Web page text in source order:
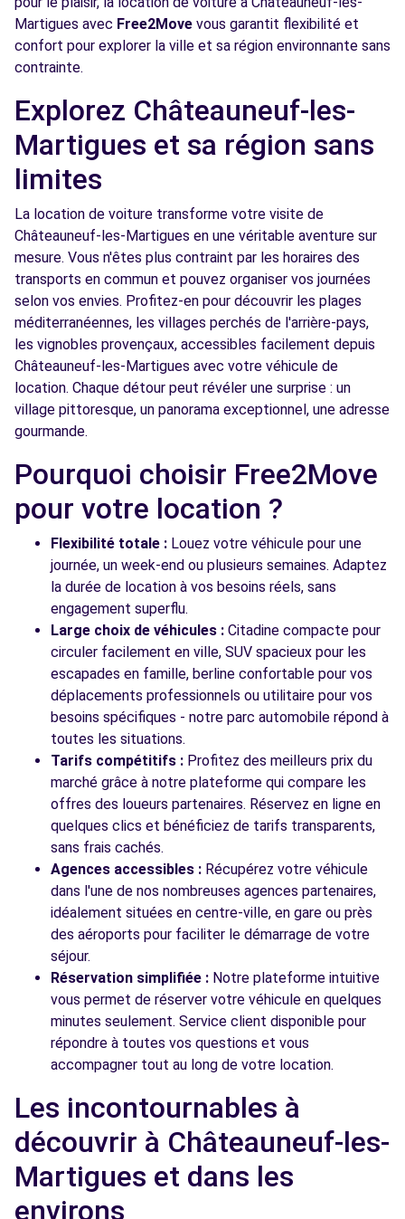
Voir l'agence
VITROLLES (P)
km
88 BOULEVARD DE L'EUROPE
VITROLLES, 13127
Free2move Rent - APS VITROLLES -
VITROLLES (C)
9.3
km
88 BD DE L EUROPE
VITROLLES, 13127
Voir l'agence
Free2Move Rent - SAVAM - MARTIGUES
(C)
BLD ARTHUR RIMBAUD
MARTIGUES, 13500
Voir toutes les agences
Martigues avec Free2Move vous garantit flexibilité et
confort pour explorer la ville et sa région environnante sans
contrainte.
Explorez Châteauneuf-les-
Martigues et sa région sans
limites
La location de voiture transforme votre visite de
Châteauneuf-les-Martigues en une véritable aventure sur
mesure. Vous n'êtes plus contraint par les horaires des
transports en commun et pouvez organiser vos journées
selon vos envies. Profitez-en pour découvrir les plages
méditerranéennes, les villages perchés de l'arrière-pays,
les vignobles provençaux, accessibles facilement depuis
Châteauneuf-les-Martigues avec votre véhicule de
location. Chaque détour peut révéler une surprise : un
village pittoresque, un panorama exceptionnel, une adresse
gourmande.
Pourquoi choisir Free2Move
pour votre location ?
Flexibilité totale : Louez votre véhicule pour une
journée, un week-end ou plusieurs semaines. Adaptez
la durée de location à vos besoins réels, sans
engagement superflu.
Large choix de véhicules : Citadine compacte pour
circuler facilement en ville, SUV spacieux pour les
escapades en famille, berline confortable pour vos
déplacements professionnels ou utilitaire pour vos
besoins spécifiques - notre parc automobile répond à
toutes les situations.
Tarifs compétitifs : Profitez des meilleurs prix du
marché grâce à notre plateforme qui compare les
offres des loueurs partenaires. Réservez en ligne en
quelques clics et bénéficiez de tarifs transparents,
sans frais cachés.
Agences accessibles : Récupérez votre véhicule
dans l'une de nos nombreuses agences partenaires,
idéalement situées en centre-ville, en gare ou près
des aéroports pour faciliter le démarrage de votre
séjour.
Réservation simplifiée : Notre plateforme intuitive
vous permet de réserver votre véhicule en quelques
minutes seulement. Service client disponible pour
répondre à toutes vos questions et vous
accompagner tout au long de votre location.
Les incontournables à
découvrir à Châteauneuf-les-
Martigues et dans les
environs